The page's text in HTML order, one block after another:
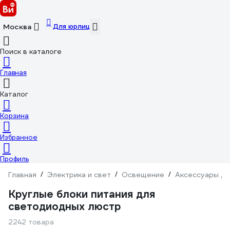
Москва Для юрлиц
Поиск в каталоге
Главная
Каталог
Корзина
Избранное
Профиль
Главная / Электрика и свет / Освещение / Аксессуары
Круглые блоки питания для
светодиодных люстр
2242 товара